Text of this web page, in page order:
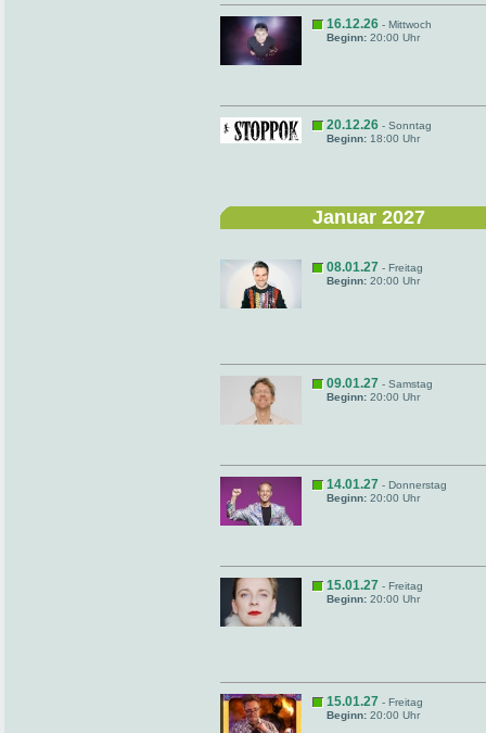
16.12.26 - Mittwoch
Beginn: 20:00 Uhr
20.12.26 - Sonntag
Beginn: 18:00 Uhr
Januar 2027
08.01.27 - Freitag
Beginn: 20:00 Uhr
09.01.27 - Samstag
Beginn: 20:00 Uhr
14.01.27 - Donnerstag
Beginn: 20:00 Uhr
15.01.27 - Freitag
Beginn: 20:00 Uhr
15.01.27 - Freitag
Beginn: 20:00 Uhr